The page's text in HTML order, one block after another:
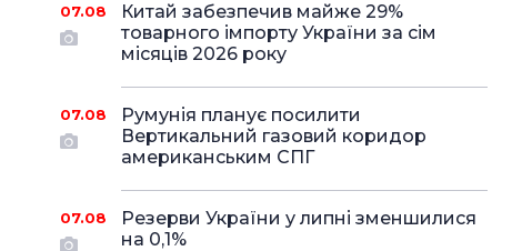
07.08
Китай забезпечив майже 29%
товарного імпорту України за сім
місяців 2026 року
07.08
Румунія планує посилити
Вертикальний газовий коридор
американським СПГ
07.08
Резерви України у липні зменшилися
на 0,1%